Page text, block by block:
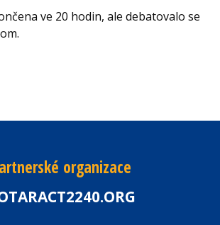
ve 20 hodin, ale debatovalo se
organizace